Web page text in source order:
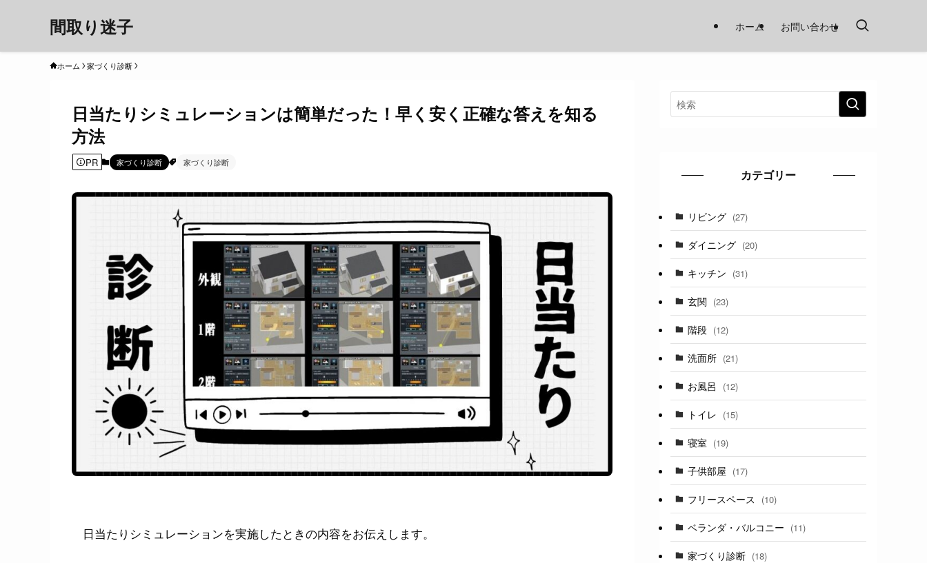
間取り迷子 ホーム お問い合わせ
ホーム 家づくり診断
日当たりシミュレーションは簡単だった！早く安く正確な答えを知る
方法
PR 家づくり診断 家づくり診断
日当たりシミュレーションを実施したときの内容をお伝えします。
カテゴリー
リビング (27)
ダイニング (20)
キッチン (31)
玄関 (23)
階段 (12)
洗面所 (21)
お風呂 (12)
トイレ (15)
寝室 (19)
子供部屋 (17)
フリースペース (10)
ベランダ・バルコニー (11)
家づくり診断 (18)